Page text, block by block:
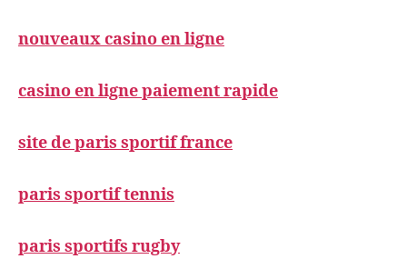
nouveaux casino en ligne
casino en ligne paiement rapide
site de paris sportif france
paris sportif tennis
paris sportifs rugby